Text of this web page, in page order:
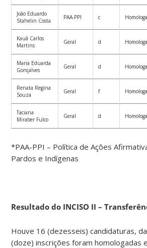
João Eduardo
Stahelin Costa
PAA-PPI c
Kauã Carlos
Martins
Geral d
Maria Eduarda
Gonçalves
Geral d
Renata Regina
Souza
Geral f
Taciana
Miraber Fulco
Geral d
*PAA-PPI – Política de Ações
Pardos e Indígenas
Resultado do INCISO II –
Houve 16 (dezesseis) candidaturas,
(doze) inscrições foram homologadas